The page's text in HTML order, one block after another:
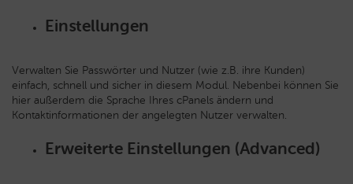
Einstellungen
Verwalten Sie Passwörter und Nutzer (wie z.B. ihre Kunden)
einfach, schnell und sicher in diesem Modul. Nebenbei können Sie
hier außerdem die Sprache Ihres cPanels ändern und
Kontaktinformationen der angelegten Nutzer verwalten.
Erweiterte Einstellungen (Advanced)